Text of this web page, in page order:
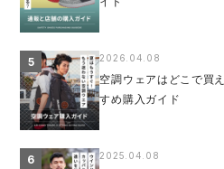
5 2026.04.08
空調ウェアはどこで買
すめ購入ガイド
6 2025.04.08